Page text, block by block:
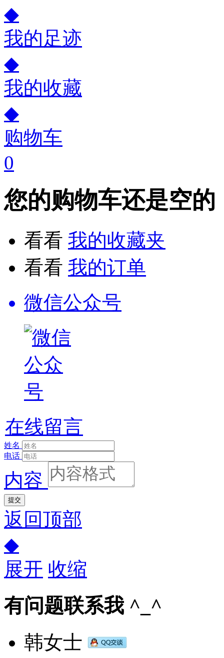
◆
我的足迹
◆
我的收藏
◆
购物车
0
您的购物车还是空的
看看 我的收藏夹
看看 我的订单
微信公众号
在线留言
姓名
电话
内容
提交
返回顶部
◆
展开 收缩
有问题联系我 ^_^
韩女士